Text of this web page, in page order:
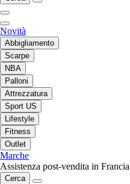
Novità
Abbigliamento
Scarpe
NBA
Palloni
Attrezzatura
Sport US
Lifestyle
Fitness
Outlet
Marche
Assistenza post-vendita in Francia
Cerca